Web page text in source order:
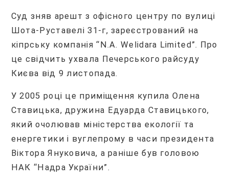
Суд зняв арешт з офісного центру по вулиці
Шота-Руставелі 31-г, зареєстрований на
кіпрську компанія “N.A. Welidara Limited”. Про
це свідчить ухвала Печерського райсуду
Києва від 9 листопада.
У 2005 році це приміщення купила Олена
Ставицька, дружина Едуарда Ставицького,
який очолював міністерства екології та
енергетики і вуглепрому в часи президента
Віктора Януковича, а раніше був головою
НАК “Надра України”.